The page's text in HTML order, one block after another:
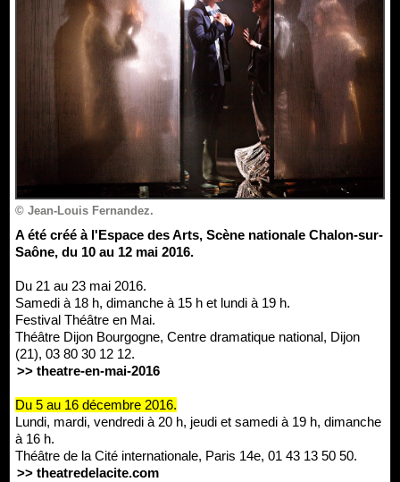
© Jean-Louis Fernandez.
A été créé à l'Espace des Arts, Scène nationale Chalon-sur-
Saône, du 10 au 12 mai 2016.
Du 21 au 23 mai 2016.
Samedi à 18 h, dimanche à 15 h et lundi à 19 h.
Festival Théâtre en Mai.
Théâtre Dijon Bourgogne, Centre dramatique national, Dijon
(21), 03 80 30 12 12.
>> theatre-en-mai-2016
Du 5 au 16 décembre 2016.
Lundi, mardi, vendredi à 20 h, jeudi et samedi à 19 h, dimanche
à 16 h.
Théâtre de la Cité internationale, Paris 14e, 01 43 13 50 50.
>> theatredelacite.com